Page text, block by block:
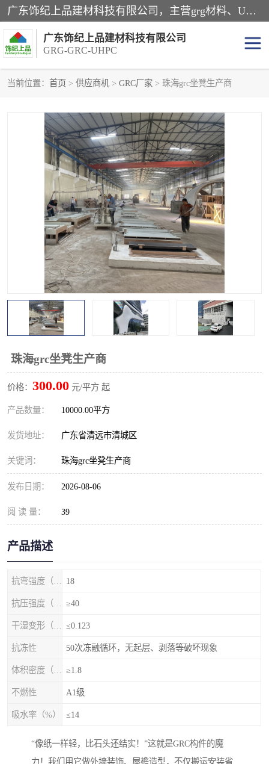
广东饰纪上品建材科技有限公司，主营grg材料、UHPC板、grc构件、uhpc幕墙板、grg厂家、grc厂家、uhpc厂家、GRG吊顶、grg石膏板、grg构件、外墙grc线条、grg造型、grg材料定制，uhpc高性能混凝土，uhpc构件，uhpc镂空挂板，grg材料生产厂家，广东grg厂家，广东grc厂家，联系方式*，2万平厂房，如果您对我公司的产品服务感兴趣，请联系我们。
广东饰纪上品建材科技有限公司
GRG-GRC-UHPC
当前位置： 首页 > 供应商机 > GRC厂家 > 珠海grc坐凳生产商
珠海grc坐凳生产商
价格： 300.00 元/平方 起
产品数量： 10000.00平方
发货地址： 广东省清远市清城区
关键词： 珠海grc坐凳生产商
发布日期： 2026-08-06
阅 读 量： 39
产品描述
18
≥40
≤0.123
抗冻性 50次冻融循环，无起层、剥落等破坏现象
≥1.8
不燃性 A1级
吸水率（%） ≤14
“像纸一样轻，比石头还结实！”这就是GRC构件的魔
力！我们用它做外墙装饰、屋檐造型，不仅搬运安装省
UHPC构件 发泡陶瓷装饰构件
GRG造型 GRC厂家
GRG吊顶 GRG材料生产厂家
UHPC幕墙板 GRC树池坐凳
UHPC树池坐凳